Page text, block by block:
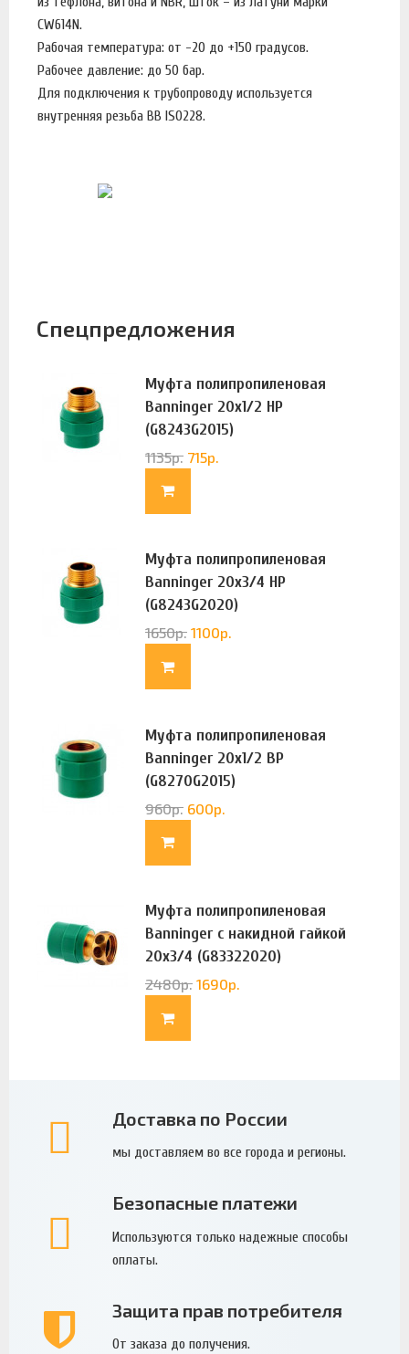
CW614N.
Рабочая температура: от -20 до +150 градусов.
Рабочее давление: до 50 бар.
Для подключения к трубопроводу используется
внутренняя резьба BB ISO228.
Спецпредложения
Муфта полипропиленовая
Banninger 20х1/2 НР
(G8243G2015)
1135р. 715р.
Муфта полипропиленовая
Banninger 20х3/4 НР
(G8243G2020)
1650р. 1100р.
Муфта полипропиленовая
Banninger 20х1/2 ВР
(G8270G2015)
960р. 600р.
Муфта полипропиленовая
Banninger с накидной гайкой
20х3/4 (G83322020)
2480р. 1690р.
Доставка по России
мы доставляем во все города и регионы.
Безопасные платежи
Используются только надежные способы
оплаты.
Защита прав потребителя
От заказа до получения.